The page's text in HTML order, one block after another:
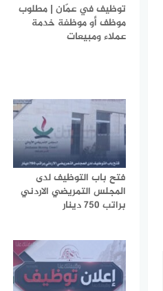
توظيف في عمّان | مطلوب
موظف أو موظفة خدمة
عملاء ومبيعات
فتح باب التوظيف لدى
المجلس التمريضي الاردني
براتب 750 دينار